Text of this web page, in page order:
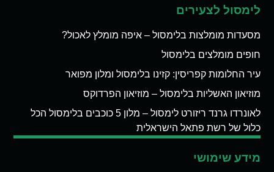
לימסול לצעירים
מסעדות מומלצות בלימסול – איפה מומלץ לאכול?
חופים מומלצים בלימסול
עיר החלומות קפריסין: קזינו בלימסול ומלון מפואר
מוזיאון האשליות בלימסול – מוזיאון הפרדוקס
לאונרדו גרנד ריזורט לימסול – מלון 5 כוכבים בלימסול הכל
כלול של רשת פתאל הישראלית
מידע שימושי